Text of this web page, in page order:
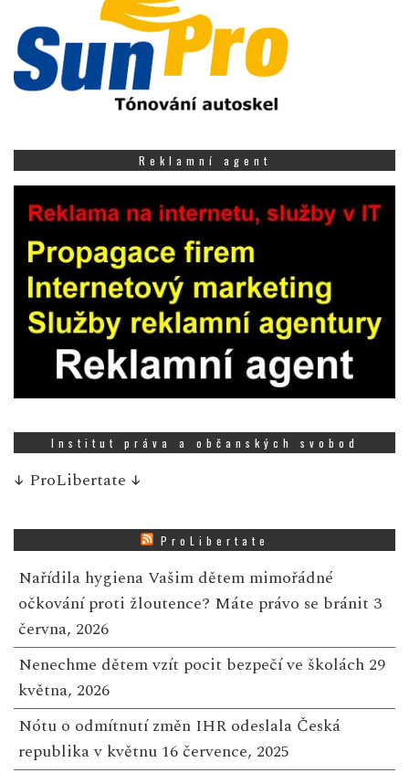
Reklamní agent
Institut práva a občanských svobod
↓ ProLibertate ↓
ProLibertate
Nařídila hygiena Vašim dětem mimořádné
očkování proti žloutence? Máte právo se bránit 3
června, 2026
Nenechme dětem vzít pocit bezpečí ve školách 29
května, 2026
Nótu o odmítnutí změn IHR odeslala Česká
republika v květnu 16 července, 2025